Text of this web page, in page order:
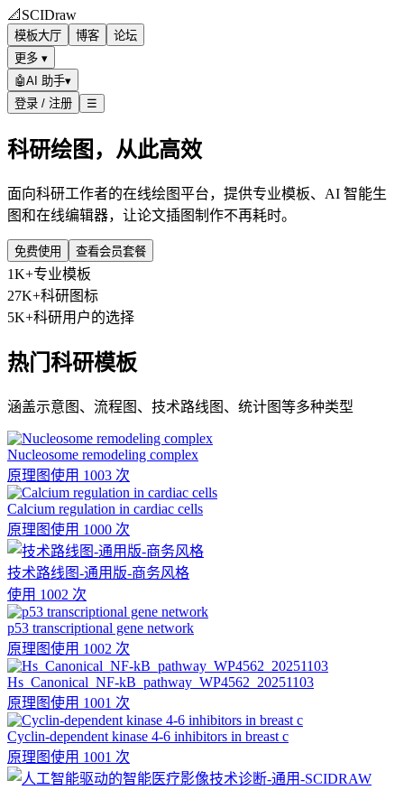
📐 SCIDraw
模板大厅 博客
论坛
更多 ▾
🤖AI 助手▾
登录 / 注册
☰
科研绘图，从此高效
面向科研工作者的在线绘图平台，提供专业模板、AI 智能生
图和在线编辑器，让论文插图制作不再耗时。
免费使用 查看会员套餐
1K+专业模板
27K+科研图标
5K+科研用户的选择
热门科研模板
涵盖示意图、流程图、技术路线图、统计图等多种类型
Nucleosome remodeling complex
原理图使用 1003 次
Calcium regulation in cardiac cells
原理图使用 1000 次
技术路线图-通用版-商务风格
使用 1002 次
p53 transcriptional gene network
原理图使用 1002 次
Hs_Canonical_NF-kB_pathway_WP4562_20251103
原理图使用 1001 次
Cyclin-dependent kinase 4-6 inhibitors in breast c
原理图使用 1001 次